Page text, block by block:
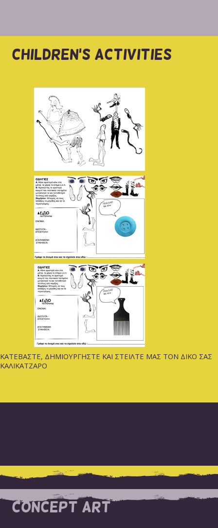
CHILDREN'S ACTIVITIES
ΚΑΤΕΒΑΣΤΕ, ΔΗΜΙΟΥΡΓΗΣΤΕ ΚΑΙ ΣΤΕΙΛΤΕ ΜΑΣ ΤΟΝ ΔΙΚΟ ΣΑΣ
ΚΑΛΙΚΑΤΖΑΡΟ
CONCEPT ART